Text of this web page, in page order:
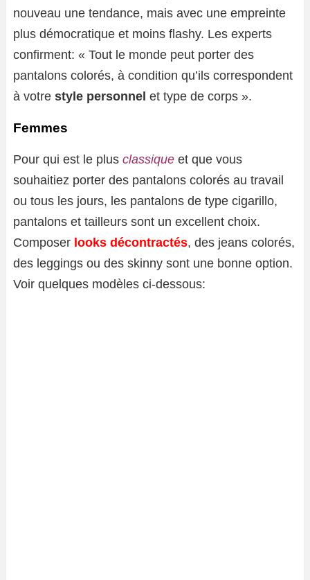
nouveau une tendance, mais avec une empreinte
plus démocratique et moins flashy. Les experts
confirment: « Tout le monde peut porter des
pantalons colorés, à condition qu’ils correspondent
à votre style personnel et type de corps ».
Femmes
Pour qui est le plus classique et que vous
souhaitiez porter des pantalons colorés au travail
ou tous les jours, les pantalons de type cigarillo,
pantalons et tailleurs sont un excellent choix.
Composer looks décontractés, des jeans colorés,
des leggings ou des skinny sont une bonne option.
Voir quelques modèles ci-dessous: